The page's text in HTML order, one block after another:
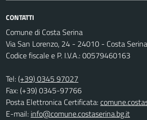
CONTATTI
Comune di Costa Serina
Via San Lorenzo, 24 - 24010 - Costa
Codice fiscale e P. I.V.A.: 00579460163
Tel:(+39) 0345 97027
Fax: (+39) 0345-97766
Posta Elettronica Certificata:
E-mail: info@comune.costaserina.bg.it